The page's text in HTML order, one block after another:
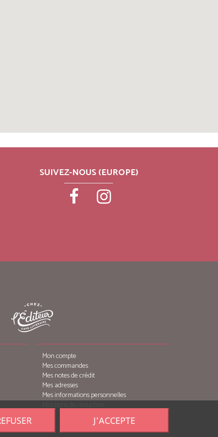
SUIVEZ-NOUS (EUROPE)
Mon compte
Mes commandes
Mes notes de crédit
Mes adresses
Mes informations personnelles
J'ACCEPTE